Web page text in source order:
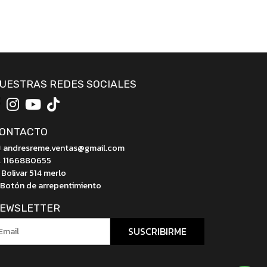
REDES SOCIALES
andresreme.ventas@gmail.com
1166880655
Bolivar 514 merlo
Botón de arrepentimiento
SUSCRIBIRME